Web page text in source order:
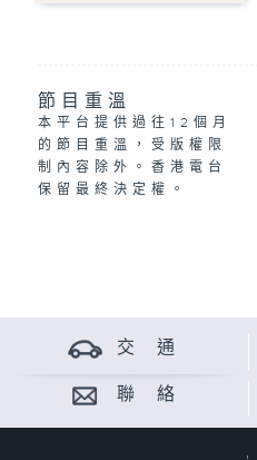
節目重溫
本平台提供過往12個月
的節目重溫，受版權限
制內容除外。香港電台
保留最終決定權。
交 通
聯 絡